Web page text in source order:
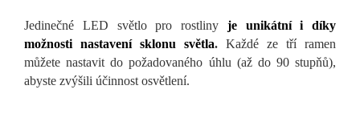
Jedinečné LED světlo pro rostliny je unikátní i díky
možnosti nastavení sklonu světla. Každé ze tří ramen
můžete nastavit do požadovaného úhlu (až do 90 stupňů),
abyste zvýšili účinnost osvětlení.